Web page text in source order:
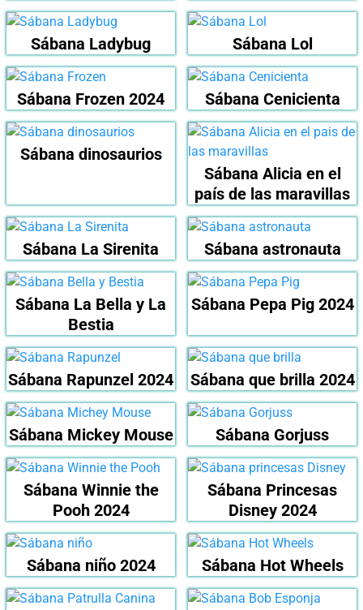
Sábana Ladybug Sábana Lol
Sábana Frozen 2024 Sábana Cenicienta
Sábana dinosaurios
Sábana Alicia en el
país de las maravillas
Sábana La Sirenita Sábana astronauta
Sábana La Bella y La
Bestia
Sábana Pepa Pig 2024
Sábana Rapunzel 2024 Sábana que brilla 2024
Sábana Mickey Mouse Sábana Gorjuss
Sábana Winnie the
Pooh 2024
Sábana Princesas
Disney 2024
Sábana niño 2024 Sábana Hot Wheels